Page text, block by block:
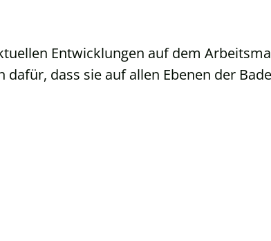
Entwicklungen auf dem
dass sie auf allen Ebenen der